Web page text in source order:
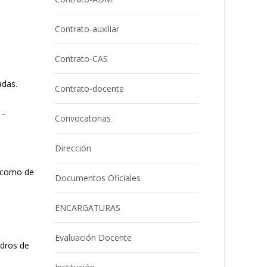
de
de
Contrato-auxiliar
Contrato-CAS
Contrato-docente
Convocatorias
Dirección
Documentos Oficiales
ENCARGATURAS
Evaluación Docente